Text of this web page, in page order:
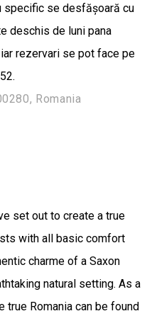
specific se desfășoară cu
deschis de luni pana
rezervari se pot face pe
Romania
set out to create a true
with all basic comfort
charme of a Saxon
natural setting. As a
true Romania can be found